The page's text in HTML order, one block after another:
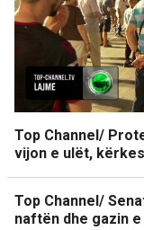
Top Channel/
vijon e ulët,
Top Channel/
naftën dhe gazin